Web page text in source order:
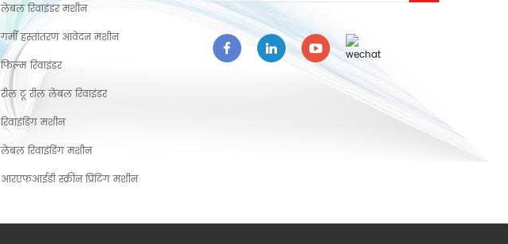
लेबल रिवाइंडर मशीन
गर्मी हस्तांतरण आवेदन मशीन
फिल्म रिवाइंडर
रील टू रील लेबल रिवाइंडर
रिवाइंडिंग मशीन
लेबल रिवाइंडिंग मशीन
आरएफआईडी स्क्रीन प्रिंटिंग मशीन